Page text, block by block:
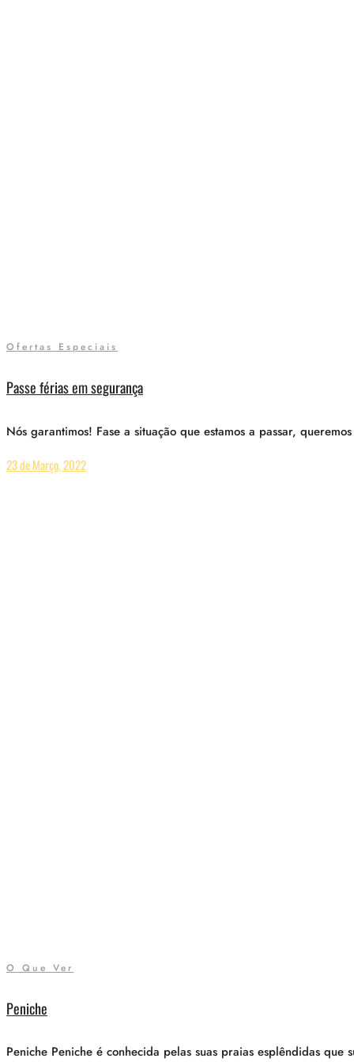
Ofertas Especiais
Passe férias em segurança
Nós garantimos! Fase a situação que estamos a passar,
23 de Março, 2022
O Que Ver
Peniche
Peniche Peniche é conhecida pelas suas praias esplêndidas